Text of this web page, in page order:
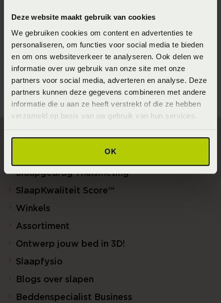
Deze website maakt gebruik van cookies
We gebruiken cookies om content en advertenties te
personaliseren, om functies voor social media te bieden
en om ons websiteverkeer te analyseren. Ook delen we
informatie over uw gebruik van onze site met onze
partners voor social media, adverteren en analyse. Deze
partners kunnen deze gegevens combineren met andere
informatie die u aan ze heeft verstrekt of die ze hebben
verzameld op basis van uw gebruik van hun services.
OK
Seizoen
202210
Materiaal
86% cotton (organic), 14% modal (Katoen)
Slaapgedrag Thuismeting
SlaapKwaliteit Score™
Winkels
Assortiment
Ontwerp jouw bed in 3D!
Slaapfysio
Blogs over slapen
Beddenspecialist Business